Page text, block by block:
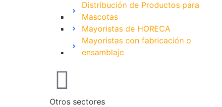
Distribución de Productos para
Mascotas
Mayoristas de HORECA
Mayoristas con fabricación o
ensamblaje
Otros sectores